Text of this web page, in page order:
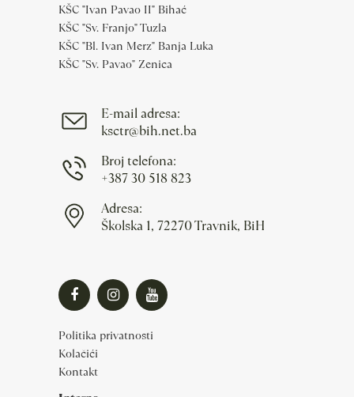
KŠC "Ivan Pavao II" Bihać
KŠC "Sv. Franjo" Tuzla
KŠC "Bl. Ivan Merz" Banja Luka
KŠC "Sv. Pavao" Zenica
E-mail adresa:
ksctr@bih.net.ba
Broj telefona:
+387 30 518 823
Adresa:
Školska 1, 72270 Travnik, BiH
Politika privatnosti
Kolačići
Kontakt